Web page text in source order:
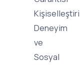
Deneyim
ve
Sosyal